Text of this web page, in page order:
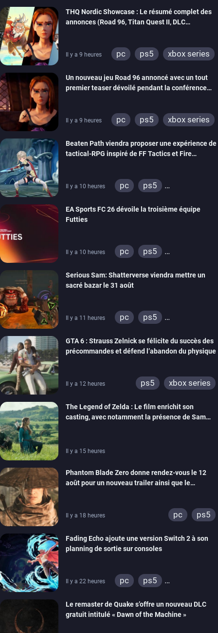
THQ Nordic Showcase : Le résumé complet des
annonces (Road 96, Titan Quest II, DLC
Il y a 9 heures pc ps5
xbox series
xbox one
switch 2
Un nouveau jeu Road 96 annoncé avec un tout
premier teaser dévoilé pendant la conférence
Il y a 9 heures pc ps5
xbox series
xbox one
Beaten Path viendra proposer une expérience de
tactical-RPG inspiré de FF Tactics et Fire
Il y a 10 heures pc
ps5
EA Sports FC 26 dévoile la troisième équipe
Futties
Il y a 10 heures pc
ps5
ps4
xbox one
switch 2
Serious Sam: Shatterverse viendra mettre un
sacré bazar le 31 août
Il y a 11 heures pc
ps5
GTA 6 : Strauss Zelnick se félicite du succès des
précommandes et défend l’abandon du physique
Il y a 12 heures ps5 xbox series
The Legend of Zelda : Le film enrichit son
casting, avec notamment la présence de Sam
Il y a 15 heures
Phantom Blade Zero donne rendez-vous le 12
août pour un nouveau trailer ainsi que le
Il y a 18 heures pc ps5
Fading Echo ajoute une version Switch 2 à son
planning de sortie sur consoles
Il y a 22 heures pc
ps5
Le remaster de Quake s’offre un nouveau DLC
gratuit intitulé « Dawn of the Machine »